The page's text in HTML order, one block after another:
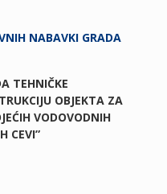
NABAVKI GRADA
TEHNIČKE
OBJEKTA ZA
VODOVODNIH
CEVI”